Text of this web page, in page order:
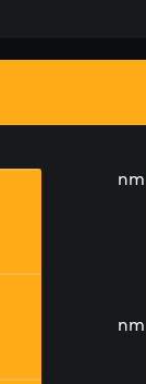
nm
nm